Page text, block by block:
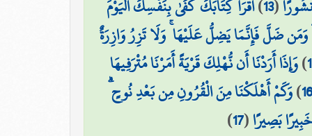
(
13
)اقْرَأْ كِتَابَكَ كَفَىٰ بِنَفْسِكَ الْيَوْمَ
ضَلَّ فَإِنَّمَا يَضِلُّ عَلَيْهَا ۚ وَلَا تَزِرُ وَازِرَةٌ
)وَإِذَا أَرَدْنَا أَن نُّهْلِكَ قَرْيَةً أَمَرْنَا مُتْرَفِيهَا
16
)وَكَمْ أَهْلَكْنَا مِنَ الْقُرُونِ مِن بَعْدِ نُوحٍ ۗ
بَصِيرًا(
17
)